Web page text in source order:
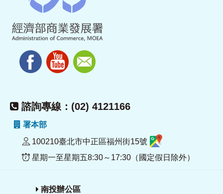
諮詢專線：(02) 4121166
署本部
100210臺北市中正區福州街15號
星期一至星期五8:30～17:30（國定假日除外）
南投辦公區